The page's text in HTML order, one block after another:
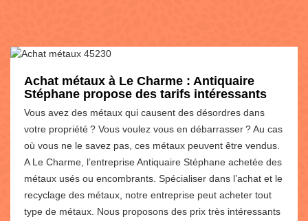
Achat métaux à Le Charme : Antiquaire
Stéphane propose des tarifs intéressants
Vous avez des métaux qui causent des désordres dans
votre propriété ? Vous voulez vous en débarrasser ? Au cas
où vous ne le savez pas, ces métaux peuvent être vendus.
A Le Charme, l’entreprise Antiquaire Stéphane achetée des
métaux usés ou encombrants. Spécialiser dans l’achat et le
recyclage des métaux, notre entreprise peut acheter tout
type de métaux. Nous proposons des prix très intéressants